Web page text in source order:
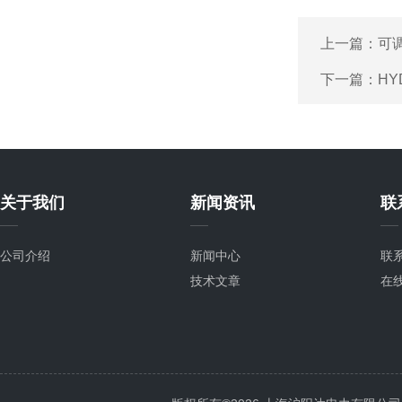
上一篇： 可
下一篇：
关于我们
公司介绍
新闻资讯
新闻中心
技术文章
联
联
在